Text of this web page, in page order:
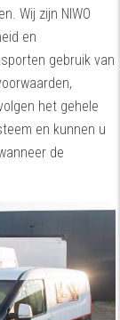
Wij zijn NIWO
en
gebruik van
het gehele
en kunnen u
de